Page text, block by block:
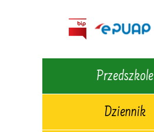
Przedszkole
Dziennik